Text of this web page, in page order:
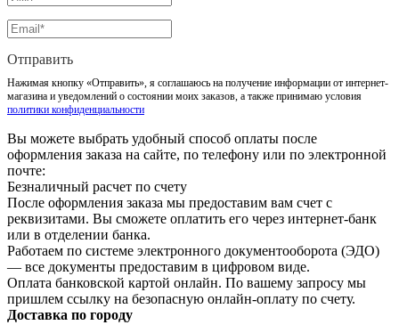
Отправить
Нажимая кнопку «Отправить», я соглашаюсь на получение информации от интернет-
магазина и уведомлений о состоянии моих заказов, а также принимаю условия
политики конфиденциальности
Вы можете выбрать удобный способ оплаты после
оформления заказа на сайте, по телефону или по электронной
почте:
Безналичный расчет по счету
После оформления заказа мы предоставим вам счет с
реквизитами. Вы сможете оплатить его через интернет-банк
или в отделении банка.
Работаем по системе электронного документооборота (ЭДО)
— все документы предоставим в цифровом виде.
Оплата банковской картой онлайн. По вашему запросу мы
пришлем ссылку на безопасную онлайн-оплату по счету.
Доставка по городу